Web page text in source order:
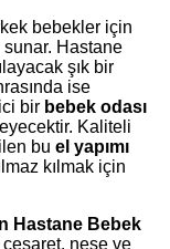
bebekler için
Hastane
şık bir
ise
bir bebek odası
Kaliteli
bu el yapımı
kılmak için
Hastane Bebek
neşe ve